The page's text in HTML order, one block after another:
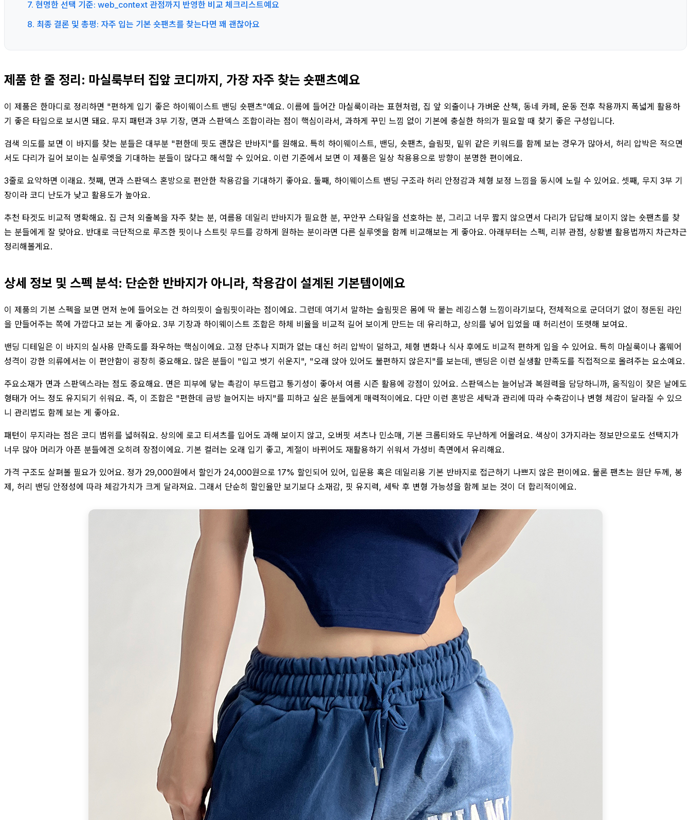
7. 현명한 선택 기준: web_context 관점까지 반영한 비교 체크리스트예요
8. 최종 결론 및 총평: 자주 입는 기본 숏팬츠를 찾는다면 꽤 괜찮아요
제품 한 줄 정리: 마실룩부터 집앞 코디까지, 가장 자주 찾는 숏팬츠예요
이 제품은 한마디로 정리하면 "편하게 입기 좋은 하이웨이스트 밴딩 숏팬츠"예요. 이름에 들어간 마실룩이라는 표현처럼, 집 앞 외출이나 가벼운 산책, 동네 카페, 운동 전후 착용까지 폭넓게 활용하
기 좋은 타입으로 보시면 돼요. 무지 패턴과 3부 기장, 면과 스판덱스 조합이라는 점이 핵심이라서, 과하게 꾸민 느낌 없이 기본에 충실한 하의가 필요할 때 찾기 좋은 구성입니다.
검색 의도를 보면 이 바지를 찾는 분들은 대부분 "편한데 핏도 괜찮은 반바지"를 원해요. 특히 하이웨이스트, 밴딩, 숏팬츠, 슬림핏, 밑위 같은 키워드를 함께 보는 경우가 많아서, 허리 압박은 적으면
서도 다리가 길어 보이는 실루엣을 기대하는 분들이 많다고 해석할 수 있어요. 이런 기준에서 보면 이 제품은 일상 착용용으로 방향이 분명한 편이에요.
3줄로 요약하면 이래요. 첫째, 면과 스판덱스 혼방으로 편안한 착용감을 기대하기 좋아요. 둘째, 하이웨이스트 밴딩 구조라 허리 안정감과 체형 보정 느낌을 동시에 노릴 수 있어요. 셋째, 무지 3부 기
장이라 코디 난도가 낮고 활용도가 높아요.
추천 타겟도 비교적 명확해요. 집 근처 외출복을 자주 찾는 분, 여름용 데일리 반바지가 필요한 분, 꾸안꾸 스타일을 선호하는 분, 그리고 너무 짧지 않으면서 다리가 답답해 보이지 않는 숏팬츠를 찾
는 분들에게 잘 맞아요. 반대로 극단적으로 루즈한 핏이나 스트릿 무드를 강하게 원하는 분이라면 다른 실루엣을 함께 비교해보는 게 좋아요. 아래부터는 스펙, 리뷰 관점, 상황별 활용법까지 차근차근
정리해볼게요.
상세 정보 및 스펙 분석: 단순한 반바지가 아니라, 착용감이 설계된 기본템이에요
이 제품의 기본 스펙을 보면 먼저 눈에 들어오는 건 하의핏이 슬림핏이라는 점이에요. 그런데 여기서 말하는 슬림핏은 몸에 딱 붙는 레깅스형 느낌이라기보다, 전체적으로 군더더기 없이 정돈된 라인
을 만들어주는 쪽에 가깝다고 보는 게 좋아요. 3부 기장과 하이웨이스트 조합은 하체 비율을 비교적 길어 보이게 만드는 데 유리하고, 상의를 넣어 입었을 때 허리선이 또렷해 보여요.
밴딩 디테일은 이 바지의 실사용 만족도를 좌우하는 핵심이에요. 고정 단추나 지퍼가 없는 대신 허리 압박이 덜하고, 체형 변화나 식사 후에도 비교적 편하게 입을 수 있어요. 특히 마실룩이나 홈웨어
성격이 강한 의류에서는 이 편안함이 굉장히 중요해요. 많은 분들이 "입고 벗기 쉬운지", "오래 앉아 있어도 불편하지 않은지"를 보는데, 밴딩은 이런 실생활 만족도를 직접적으로 올려주는 요소예요.
주요소재가 면과 스판덱스라는 점도 중요해요. 면은 피부에 닿는 촉감이 부드럽고 통기성이 좋아서 여름 시즌 활용에 강점이 있어요. 스판덱스는 늘어남과 복원력을 담당하니까, 움직임이 잦은 날에도
형태가 어느 정도 유지되기 쉬워요. 즉, 이 조합은 "편한데 금방 늘어지는 바지"를 피하고 싶은 분들에게 매력적이에요. 다만 이런 혼방은 세탁과 관리에 따라 수축감이나 변형 체감이 달라질 수 있으
니 관리법도 함께 보는 게 좋아요.
패턴이 무지라는 점은 코디 범위를 넓혀줘요. 상의에 로고 티셔츠를 입어도 과해 보이지 않고, 오버핏 셔츠나 민소매, 기본 크롭티와도 무난하게 어울려요. 색상이 3가지라는 정보만으로도 선택지가
너무 많아 머리가 아픈 분들에겐 오히려 장점이에요. 기본 컬러는 오래 입기 좋고, 계절이 바뀌어도 재활용하기 쉬워서 가성비 측면에서 유리해요.
가격 구조도 살펴볼 필요가 있어요. 정가 29,000원에서 할인가 24,000원으로 17% 할인되어 있어, 입문용 혹은 데일리용 기본 반바지로 접근하기 나쁘지 않은 편이에요. 물론 팬츠는 원단 두께, 봉
제, 허리 밴딩 안정성에 따라 체감가치가 크게 달라져요. 그래서 단순히 할인율만 보기보다 소재감, 핏 유지력, 세탁 후 변형 가능성을 함께 보는 것이 더 합리적이에요.